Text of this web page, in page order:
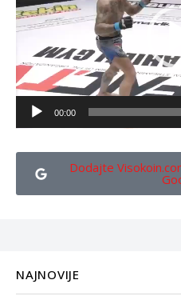
00:00
Dodajte
NAJNOVIJE